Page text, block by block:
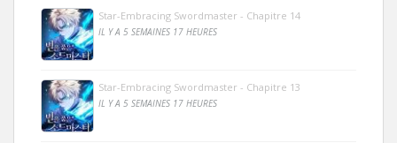
Star-Embracing Swordmaster - Chapitre 14
IL Y A 5 SEMAINES 17 HEURES
Star-Embracing Swordmaster - Chapitre 13
IL Y A 5 SEMAINES 17 HEURES